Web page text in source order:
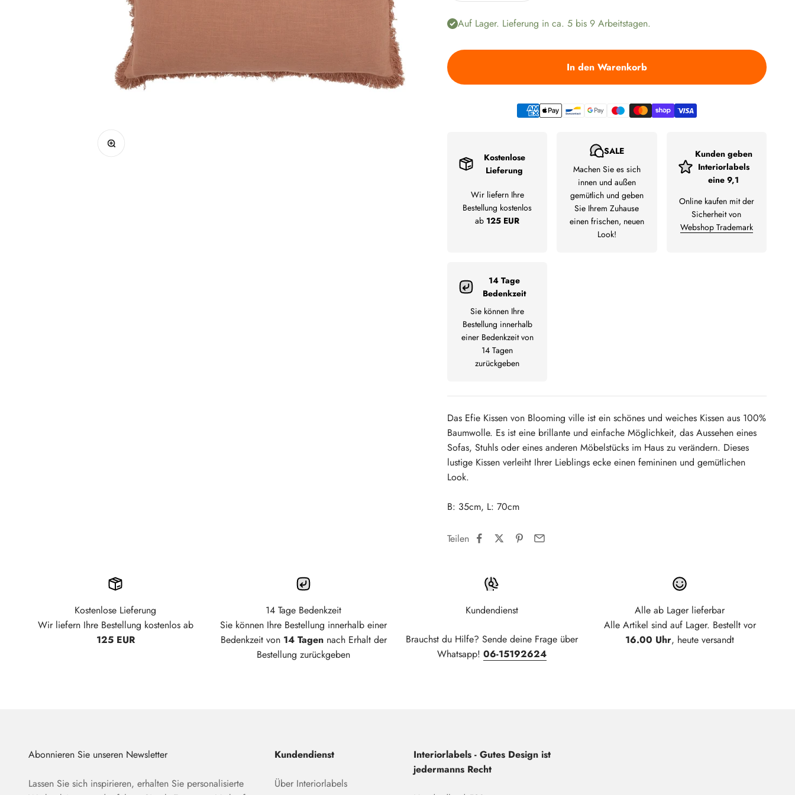
Bild vergrößern
Auf Lager. Lieferung in ca. 5 bis 9 Arbeitstagen.
In den Warenkorb
Kostenlose
Lieferung
Wir liefern Ihre
Bestellung kostenlos
ab 125 EUR
SALE
Machen Sie es sich
innen und außen
gemütlich und geben
Sie Ihrem Zuhause
einen frischen, neuen
Look!
Kunden geben
Interiorlabels
eine 9,1
Online kaufen mit der
Sicherheit von
Webshop Trademark
14 Tage
Bedenkzeit
Sie können Ihre
Bestellung innerhalb
einer Bedenkzeit von
14 Tagen
zurückgeben
Das Efie Kissen von Blooming ville ist ein schönes und weiches Kissen aus 100%
Baumwolle. Es ist eine brillante und einfache Möglichkeit, das Aussehen eines
Sofas, Stuhls oder eines anderen Möbelstücks im Haus zu verändern. Dieses
lustige Kissen verleiht Ihrer Lieblings ecke einen femininen und gemütlichen
Look.
B: 35cm, L: 70cm
Teilen
Kostenlose Lieferung
Wir liefern Ihre Bestellung kostenlos ab
125 EUR
14 Tage Bedenkzeit
Sie können Ihre Bestellung innerhalb einer
Bedenkzeit von 14 Tagennach Erhalt der
Bestellung zurückgeben
Kundendienst
Brauchst du Hilfe? Sende deine Frage über
Whatsapp! 06-15192624
Alle ab Lager lieferbar
Alle Artikel sind auf Lager. Bestellt vor
16.00 Uhr, heute versandt
Abonnieren Sie unseren Newsletter
Lassen Sie sich inspirieren, erhalten Sie personalisierte
Kundendienst
Über Interiorlabels
Interiorlabels - Gutes Design ist
jedermanns Recht